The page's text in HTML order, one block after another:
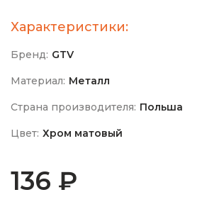
Характеристики:
Бренд: GTV
Материал: Металл
Страна производителя: Польша
Цвет: Хром матовый
136 ₽